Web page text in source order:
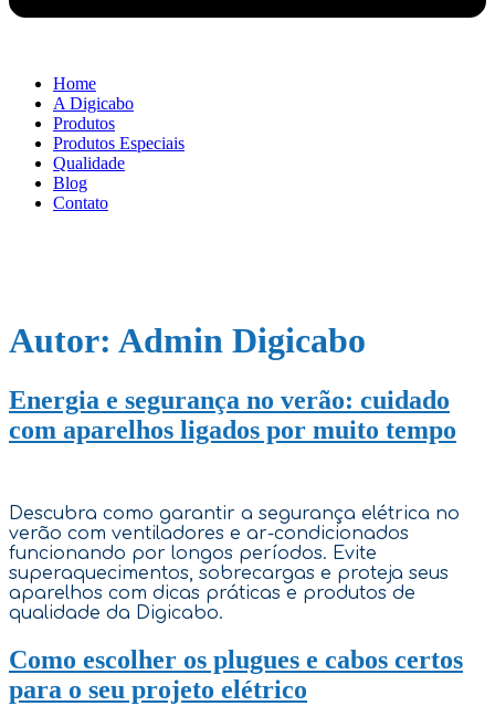
Home
A Digicabo
Produtos
Produtos Especiais
Qualidade
Blog
Contato
Autor: Admin Digicabo
Energia e segurança no verão: cuidado
com aparelhos ligados por muito tempo
Descubra como garantir a segurança elétrica no
verão com ventiladores e ar-condicionados
funcionando por longos períodos. Evite
superaquecimentos, sobrecargas e proteja seus
aparelhos com dicas práticas e produtos de
qualidade da Digicabo.
Como escolher os plugues e cabos certos
para o seu projeto elétrico